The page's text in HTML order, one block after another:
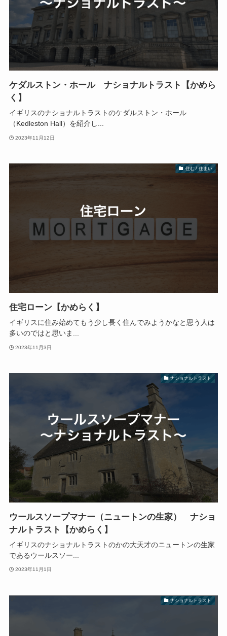
ケダルストン・ホール ナショナルトラスト【かめら
く】
イギリスのナショナルトラストのケダルストン・ホール
（Kedleston Hall）を紹介し...
2023年11月12日
住む / 住まい
住宅ローン【かめらく】
イギリスに住み始めてもう少し長く住んでみようかなと思う人は
多いのではと思いま...
2023年11月3日
ナショナルトラスト
ウールスソープマナー（ニュートンの生家） ナショ
ナルトラスト【かめらく】
イギリスのナショナルトラストのかの大天才のニュートンの生家
であるウールスソー...
2023年11月1日
ナショナルトラスト